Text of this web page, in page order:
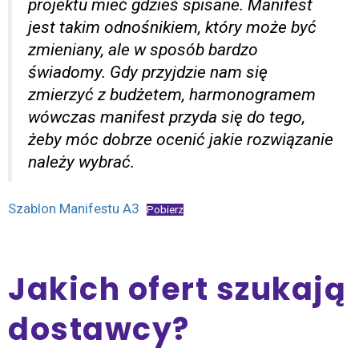
projektu mieć gdzieś spisane. Manifest
jest takim odnośnikiem, który może być
zmieniany, ale w sposób bardzo
świadomy. Gdy przyjdzie nam się
zmierzyć z budżetem, harmonogramem
wówczas manifest przyda się do tego,
żeby móc dobrze ocenić jakie rozwiązanie
należy wybrać.
Szablon Manifestu A3 Pobierz
Jakich ofert szukają
dostawcy?